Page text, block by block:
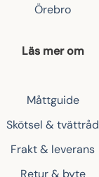
Örebro
Läs mer om
Måttguide
Skötsel & tvättråd
Frakt & leverans
Retur & byte